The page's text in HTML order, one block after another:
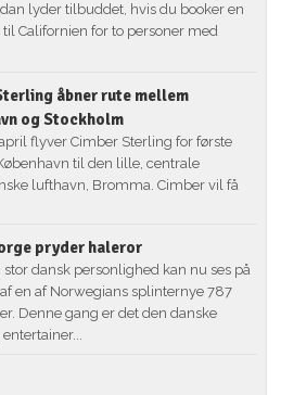
lyder tilbuddet, hvis du booker en
til Californien for to personer med
åbner rute mellem
og Stockholm
flyver Cimber Sterling for første
til den lille, centrale
lufthavn, Bromma. Cimber vil få
pryder haleror
stor dansk personlighed kan nu ses på
en af Norwegians splinternye 787
Denne gang er det den danske